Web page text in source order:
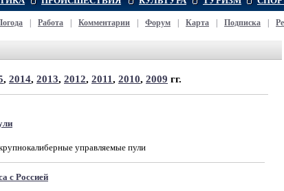
Работа Комментарии Форум Карта Подписка
, 2014, 2013, 2012, 2011, 2010, 2009 гг.
управляемые пули
с Россией